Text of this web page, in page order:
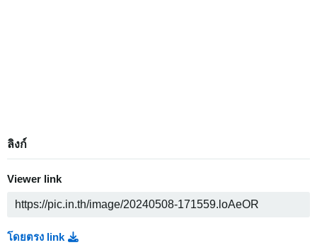
ลิงก์
Viewer link
โดยตรง link